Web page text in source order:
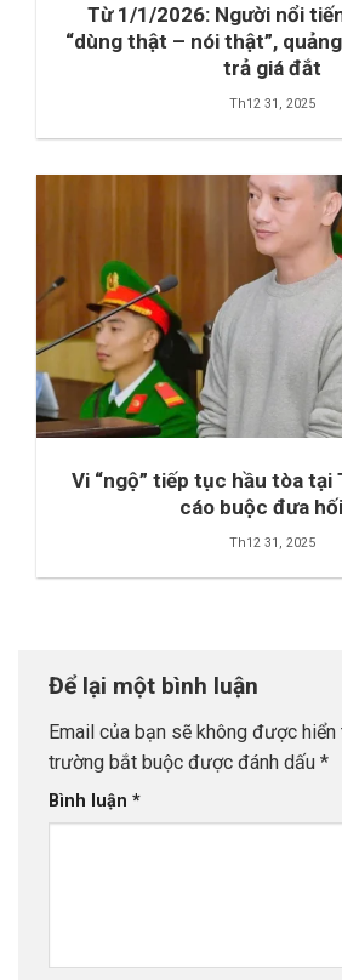
Từ 1/1/2026: Người nổi
“dùng thật – nói thật”,
trả giá đắt
Th12 31, 2025
Vi “ngộ” tiếp tục hầu tòa tại
cáo buộc đưa
Th12 31, 2025
Để lại một bình luận
Email của bạn sẽ không được hiển
trường bắt buộc được đánh dấu *
Bình luận *